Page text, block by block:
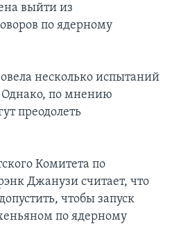
выйти из
по ядерному
несколько испытаний
Однако, по мнению
преодолеть
Комитета по
Джанузи считает, что
чтобы запуск
по ядерному